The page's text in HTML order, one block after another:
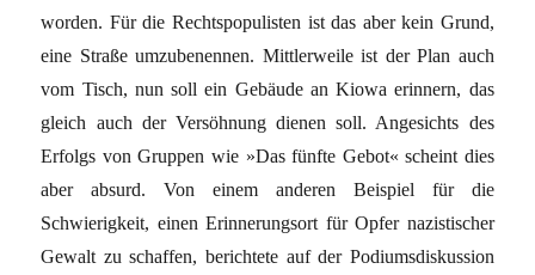
worden. Für die Rechts­populisten ist das aber kein Grund,
eine Straße umzubenennen. Mittlerweile ist der Plan auch
vom Tisch, nun soll ein Gebäude an Kiowa erinnern, das
gleich auch der Versöhnung dienen soll. Angesichts des
Erfolgs von Gruppen wie »Das fünfte Gebot« scheint dies
aber absurd. Von einem anderen Beispiel für die
Schwierigkeit, einen Erinnerungsort für Opfer nazistischer
Gewalt zu schaffen, berichtete auf der Podiumsdiskussion